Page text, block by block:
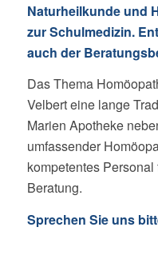
Naturheilkunde und
zur Schulmedizin.
auch der
Das Thema
Velbert eine lange
Marien Apotheke
umfassender
kompetentes
Beratung.
Sprechen Sie uns